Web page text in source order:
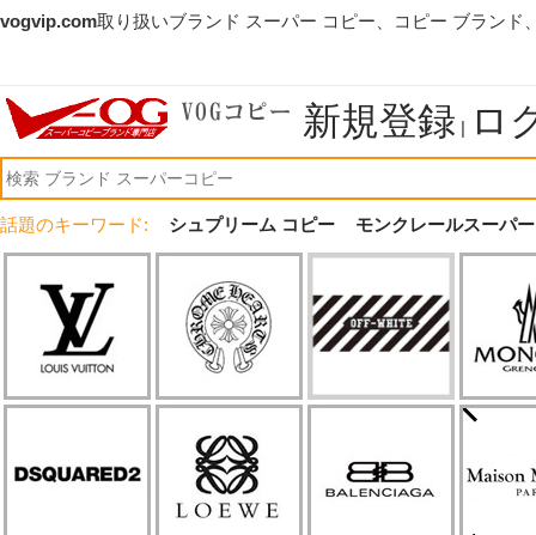
vogvip.com取り扱いブランド スーパー コピー、コピー ブランド
新規登録 | ロ
話題のキーワード: シュプリーム コピー モンクレールスーパ